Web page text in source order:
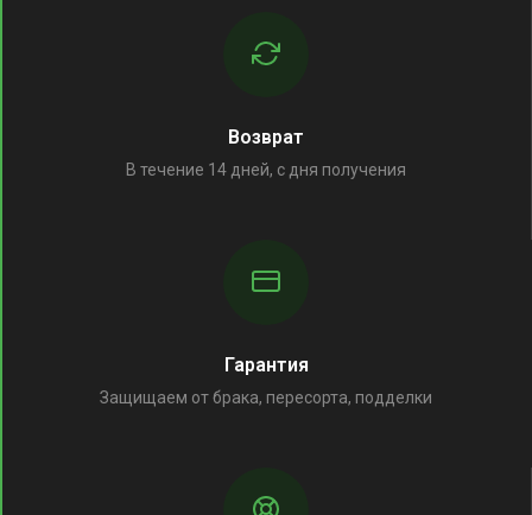
Возврат
В течение 14 дней, с дня получения
Гарантия
Защищаем от брака, пересорта, подделки